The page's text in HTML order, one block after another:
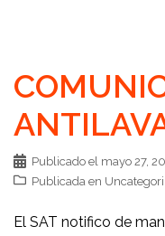
Publicado el mayo 27,
Publicada en
El SAT notifico de